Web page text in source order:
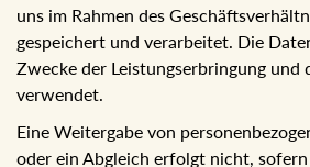
Geschäftsverbindung
von uns im Rahmen des
gespeichert und verarbeitet. Die
Zwecke der Leistungserbringung und
Eine Weitergabe von